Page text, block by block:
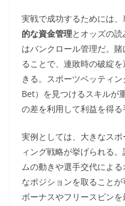
実戦で成功するためには
的な資金管理とオッズの
はバンクロール管理だ。
ることで、連敗時の破綻
きる。スポーツベッティ
Bet）を見つけるスキルが
の差を利用して利益を得る
実例としては、大きなス
ィング戦略が挙げられる
ムの動きや選手交代によ
なポジションを取ること
ボーナスやフリースピン